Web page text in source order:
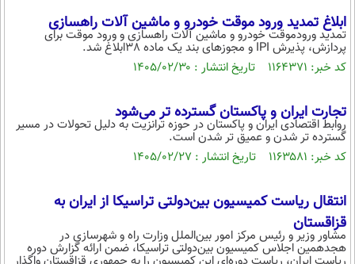
ابلاغ تمدید ورود موقت خودرو و ماشین آلات راهسازی
تمدید ورودموقت خودرو و ماشین آلات راهسازی و ورود موقت برای
پردازش، پذیرش IPI و مجوزهای بند یک ماده 38ابلاغ شد.
کد خبر: ۱۱۶۴۳۷۱ تاریخ انتشار : ۱۴۰۵/۰۲/۳۰
تجارت ایران و پاکستان گسترده تر می‌شود
روابط اقتصادی ایران و پاکستان در حوزه ترانزیت به دلیل تحولات در مسیر
گسترده تر شدن و عمیق تر شدن است.
کد خبر: ۱۱۶۳۵۸۱ تاریخ انتشار : ۱۴۰۵/۰۲/۲۷
انتقال ریاست کمیسیون بین‌دولتی تراسیکا از ایران به
قزاقستان
مشاور وزیر و رئیس مرکز امور بین‌الملل وزارت راه و شهرسازی در
هجدهمین اجلاس کمیسیون بین‌دولتی تراسیکا، ضمن ارائه گزارش دوره